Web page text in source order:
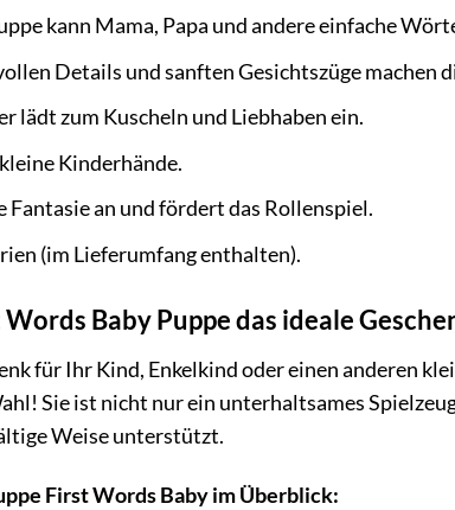
kann Mama, Papa und andere einfache
Details und sanften Gesichtszüge machen
lädt zum Kuscheln und Liebhaben ein.
Kinderhände.
Fantasie an und fördert das Rollenspiel.
(im Lieferumfang enthalten).
Baby Puppe das ideale
für Ihr Kind, Enkelkind oder einen anderen
Sie ist nicht nur ein unterhaltsames
Weise unterstützt.
First Words Baby im Überblick: